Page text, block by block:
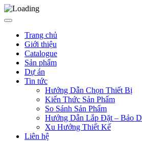
Trang chủ
Giới thiệu
Catalogue
Sản phẩm
Dự án
Tin tức
Hướng Dẫn Chọn Thiết Bị
Kiến Thức Sản Phẩm
So Sánh Sản Phẩm
Hướng Dẫn Lắp Đặt – Bảo
Xu Hướng Thiết Kế
Liên hệ